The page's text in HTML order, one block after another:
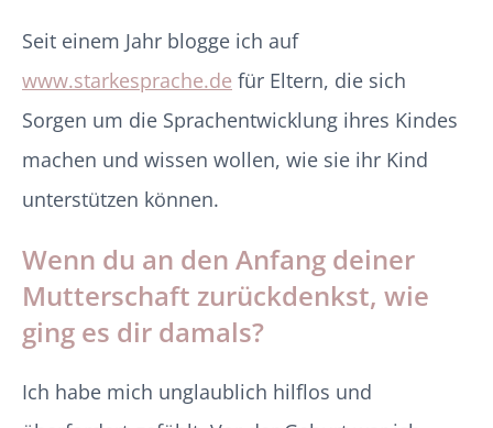
Seit einem Jahr blogge ich auf
www.starkesprache.de für Eltern, die sich
Sorgen um die Sprachentwicklung ihres Kindes
machen und wissen wollen, wie sie ihr Kind
unterstützen können.
Wenn du an den Anfang deiner
Mutterschaft zurückdenkst, wie
ging es dir damals?
Ich habe mich unglaublich hilflos und